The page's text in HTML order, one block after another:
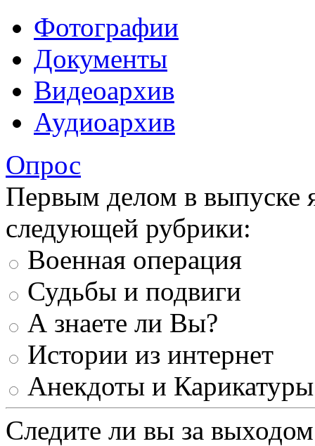
Фотографии
Документы
Видеоархив
Аудиоархив
Опрос
Первым делом в выпуске
следующей рубрики:
Военная операция
Судьбы и подвиги
А знаете ли Вы?
Истории из интернет
Анекдоты и Карикатуры
Следите ли вы за